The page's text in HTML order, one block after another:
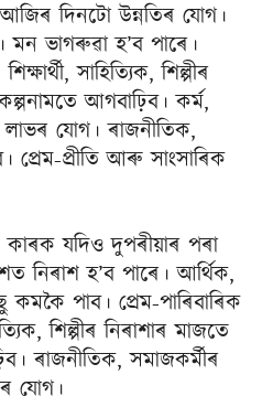
দিনটো উন্নতিৰ যােগ।
মন ভাগৰুৱা হ’ব পাৰে।
সাহিত্যিক, শিল্পীৰ
আগবাঢ়িব। কর্ম,
যােগ। ৰাজনীতিক,
প্রেম-প্রীতি আৰু সাংসাৰিক
যদিও দুপৰীয়াৰ পৰা
নিৰাশ হ’ব পাৰে। আর্থিক,
পাব। প্রেম-পাৰিবাৰিক
শিল্পীৰ নিৰাশাৰ মাজতে
ৰাজনীতিক, সমাজকর্মীৰ
যােগ।